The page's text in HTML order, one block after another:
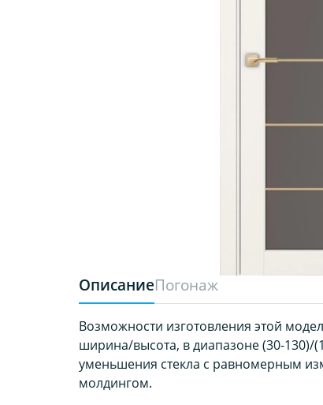
ОписаниеПогонаж
Возможности изготовления этой
ширина/высота, в диапазоне (30-130)/
уменьшения стекла с равномерным
молдингом.